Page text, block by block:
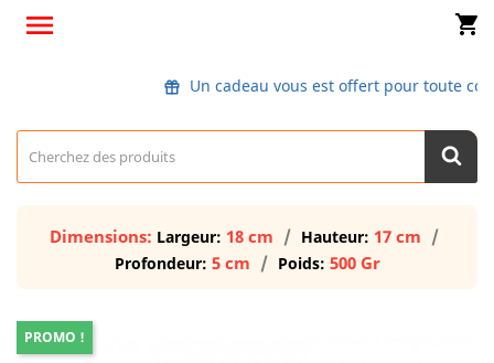
 shopping_cart
Un cadeau vous est offert pour toute
Dimensions: Largeur: 18 cm Hauteur: 17 cm
Profondeur: 5 cm Poids: 500 Gr
PROMO !